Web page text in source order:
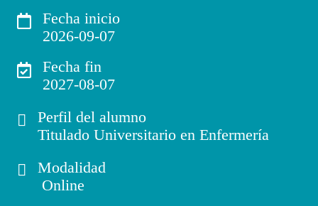
Fecha inicio
2026-09-07
Fecha fin
2027-08-07
Perfil del alumno
Titulado Universitario en Enfermería
Modalidad
Online